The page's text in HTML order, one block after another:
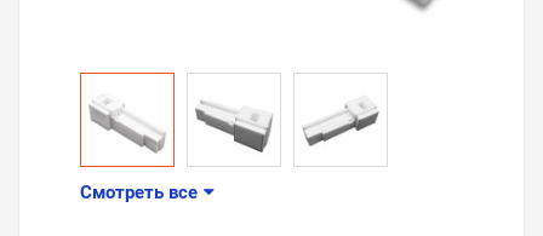
Смотреть все